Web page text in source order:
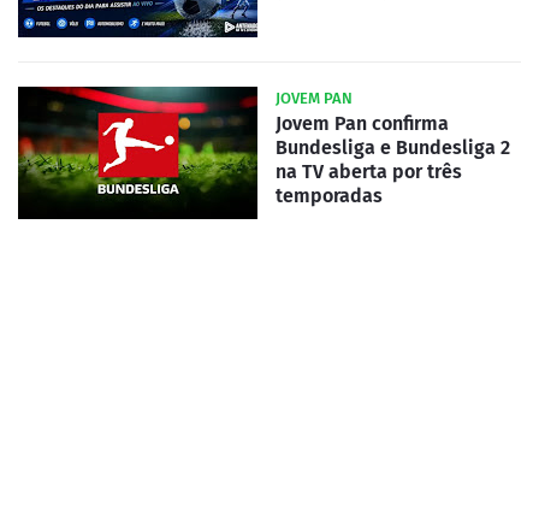
JOVEM PAN
Jovem Pan confirma
Bundesliga e Bundesliga 2
na TV aberta por três
temporadas